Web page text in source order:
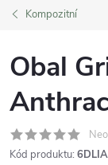
Kompozitní
Obal
Kód produktu: